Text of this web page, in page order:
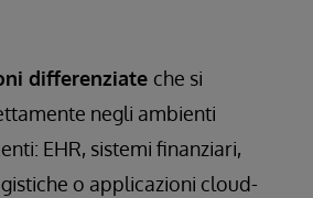
differenziate che si
negli ambienti
EHR, sistemi finanziari,
o applicazioni cloud-